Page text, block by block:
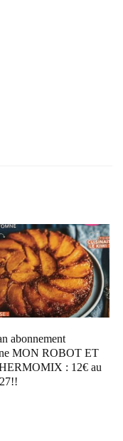
abonnement
MON ROBOT ET
: 12€ au